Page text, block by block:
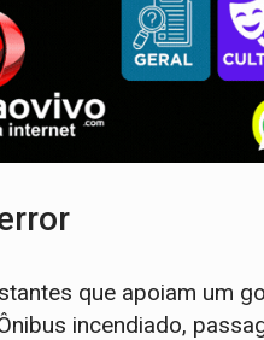
que apoiam um
incendiado,